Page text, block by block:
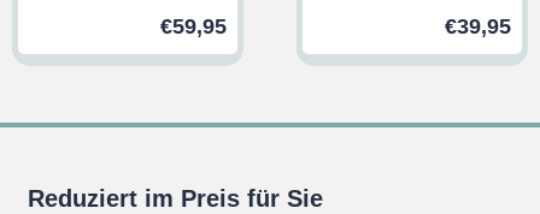
€59,95 €39,95
Reduziert im Preis für Sie